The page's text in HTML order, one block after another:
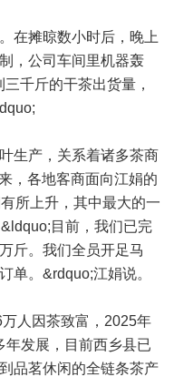
在摊晾数小时后，晚上
，公司车间里机器轰
千斤的干茶出货量，
生产，关系着诸多茶商
，各地客商面向江娟的
所上升，其中最大的一
目前，我们已完
斤。我们全员开足马
单。&rdquo;江娟说。
人因茶致富，2025年
年发展，目前西乡县已
品茗休闲的全链条茶产